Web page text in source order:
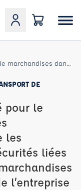
DE
pour le
les
liées
l’entreprise